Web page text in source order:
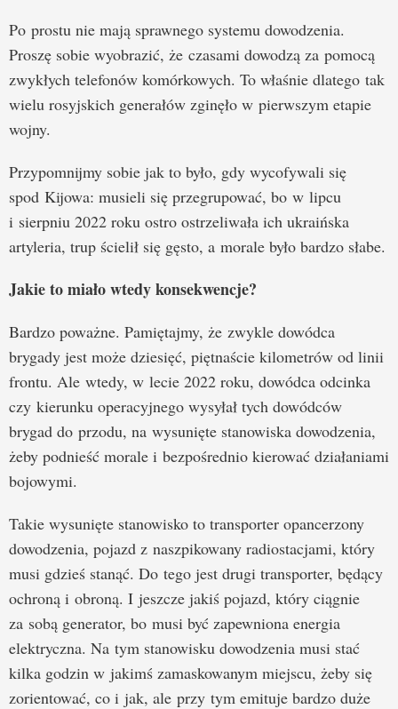
Po prostu nie mają sprawnego systemu dowodzenia.
Proszę sobie wyobrazić, że czasami dowodzą za pomocą
zwykłych telefonów komórkowych. To właśnie dlatego tak
wielu rosyjskich generałów zginęło w pierwszym etapie
wojny.
Przypomnijmy sobie jak to było, gdy wycofywali się
spod Kijowa: musieli się przegrupować, bo w lipcu
i sierpniu 2022 roku ostro ostrzeliwała ich ukraińska
artyleria, trup ścielił się gęsto, a morale było bardzo słabe.
Jakie to miało wtedy konsekwencje?
Bardzo poważne. Pamiętajmy, że zwykle dowódca
brygady jest może dziesięć, piętnaście kilometrów od linii
frontu. Ale wtedy, w lecie 2022 roku, dowódca odcinka
czy kierunku operacyjnego wysyłał tych dowódców
brygad do przodu, na wysunięte stanowiska dowodzenia,
żeby podnieść morale i bezpośrednio kierować działaniami
bojowymi.
Takie wysunięte stanowisko to transporter opancerzony
dowodzenia, pojazd z naszpikowany radiostacjami, który
musi gdzieś stanąć. Do tego jest drugi transporter, będący
ochroną i obroną. I jeszcze jakiś pojazd, który ciągnie
za sobą generator, bo musi być zapewniona energia
elektryczna. Na tym stanowisku dowodzenia musi stać
kilka godzin w jakimś zamaskowanym miejscu, żeby się
zorientować, co i jak, ale przy tym emituje bardzo duże